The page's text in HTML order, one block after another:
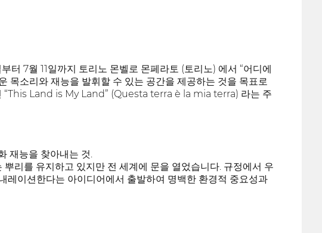
7월 11일까지 토리노 몬벨로 몬페라토 (토리노) 에서 “어디에
목소리와 재능을 발휘할 수 있는 공간을 제공하는 것을 목표로
“This Land is My Land” (Questa terra è la mia terra) 라는 주
재능을 찾아내는 것.
리를 유지하고 있지만 전 세계에 문을 열었습니다. 규정에서 우
레이션한다는 아이디어에서 출발하여 명백한 환경적 중요성과